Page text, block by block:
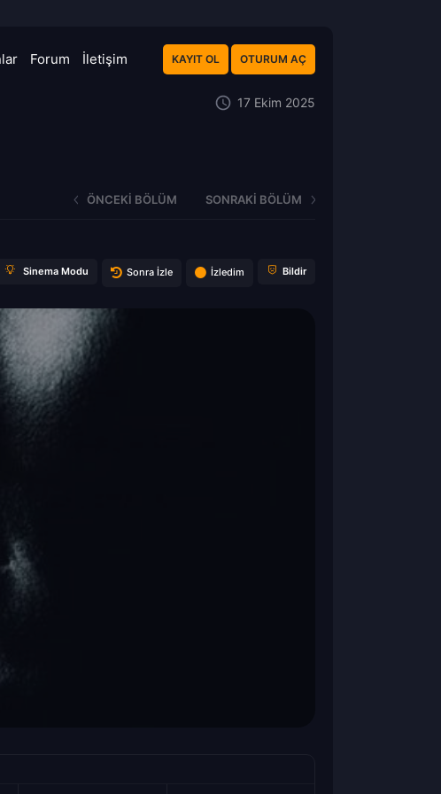
Forum İletişim KAYIT OL OTURUM AÇ
17 Ekim 2025
ÖNCEKI BÖLÜM SONRAKI BÖLÜM
Sinema Modu Sonra İzle İzledim Bildir